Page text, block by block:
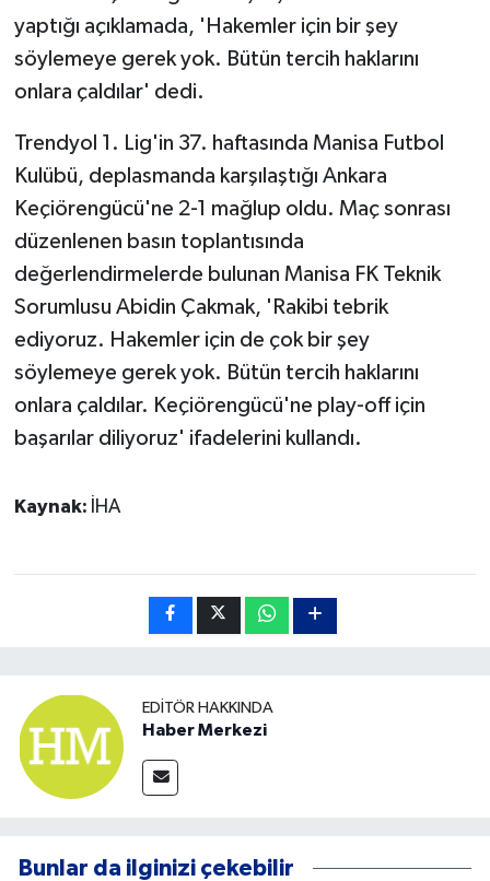
yaptığı açıklamada, 'Hakemler için bir şey
söylemeye gerek yok. Bütün tercih haklarını
onlara çaldılar' dedi.
Trendyol 1. Lig'in 37. haftasında Manisa Futbol
Kulübü, deplasmanda karşılaştığı Ankara
Keçiörengücü'ne 2-1 mağlup oldu. Maç sonrası
düzenlenen basın toplantısında
değerlendirmelerde bulunan Manisa FK Teknik
Sorumlusu Abidin Çakmak, 'Rakibi tebrik
ediyoruz. Hakemler için de çok bir şey
söylemeye gerek yok. Bütün tercih haklarını
onlara çaldılar. Keçiörengücü'ne play-off için
başarılar diliyoruz' ifadelerini kullandı.
Kaynak: İHA
EDITÖR HAKKINDA
Haber Merkezi
Bunlar da ilginizi çekebilir